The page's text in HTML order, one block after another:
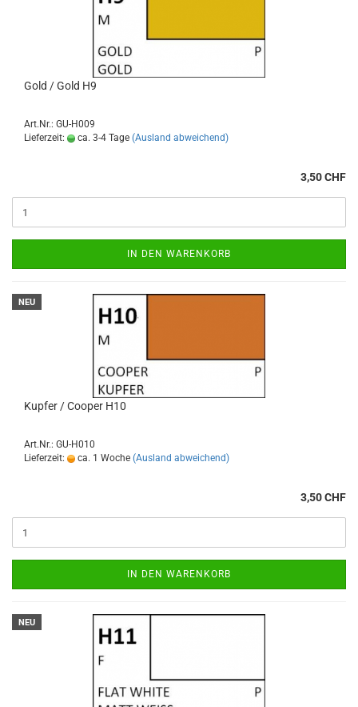
Gold / Gold H9
Art.Nr.: GU-H009
Lieferzeit:
ca. 3-4 Tage (Ausland abweichend)
3,50 CHF
IN DEN WARENKORB
NEU
Kupfer / Cooper H10
Art.Nr.: GU-H010
Lieferzeit:
ca. 1 Woche (Ausland abweichend)
3,50 CHF
IN DEN WARENKORB
NEU